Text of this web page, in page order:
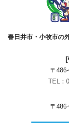
春日井市・小牧市の
[
〒
TEL：
〒